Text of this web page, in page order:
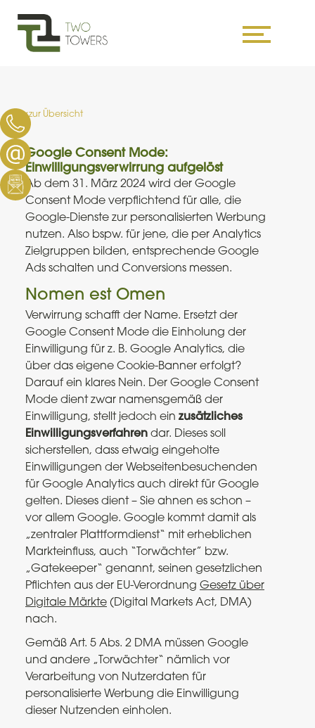
content
zur Übersicht
Google Consent Mode:
Einwilligungsverwirrung aufgelöst
Ab dem 31. März 2024 wird der Google
Consent Mode verpflichtend für alle, die
Google-Dienste zur personalisierten Werbung
nutzen. Also bspw. für jene, die per Analytics
Zielgruppen bilden, entsprechende Google
Ads schalten und Conversions messen.
Nomen est Omen
Verwirrung schafft der Name. Ersetzt der
Google Consent Mode die Einholung der
Einwilligung für z. B. Google Analytics, die
über das eigene Cookie-Banner erfolgt?
Darauf ein klares Nein. Der Google Consent
Mode dient zwar namensgemäß der
Einwilligung, stellt jedoch ein zusätzliches
Einwilligungsverfahren dar. Dieses soll
sicherstellen, dass etwaig eingeholte
Einwilligungen der Webseitenbesuchenden
für Google Analytics auch direkt für Google
gelten. Dieses dient – Sie ahnen es schon –
vor allem Google. Google kommt damit als
„zentraler Plattformdienst“ mit erheblichen
Markteinfluss, auch “Torwächter” bzw.
„Gatekeeper“ genannt, seinen gesetzlichen
Pflichten aus der EU-Verordnung Gesetz über
Digitale Märkte (Digital Markets Act, DMA)
nach.
Gemäß Art. 5 Abs. 2 DMA müssen Google
und andere „Torwächter“ nämlich vor
Verarbeitung von Nutzerdaten für
personalisierte Werbung die Einwilligung
dieser Nutzenden einholen.